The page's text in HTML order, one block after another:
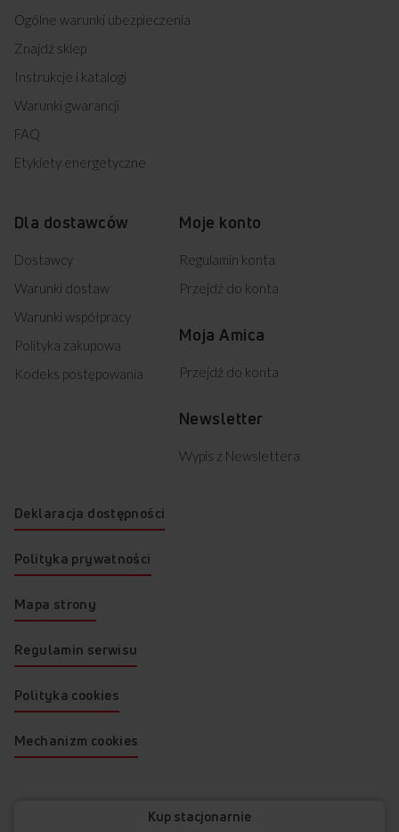
Kup stacjonarnie
Ogólne warunki ubezpieczenia
Znajdź sklep
Instrukcje i katalogi
Warunki gwarancji
FAQ
Etykiety energetyczne
Dla dostawców
Dostawcy
Warunki dostaw
Warunki współpracy
Polityka zakupowa
Kodeks postępowania
Moje konto
Regulamin konta
Przejdź do konta
Moja Amica
Przejdź do konta
Newsletter
Wypis z Newslettera
© 2026 AMICA
Deklaracja dostępności
Polityka prywatności
Mapa strony
Regulamin serwisu
Polityka cookies
Mechanizm cookies